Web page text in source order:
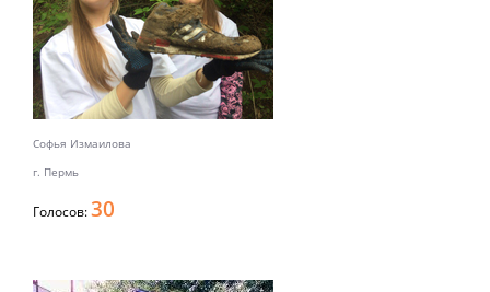
Софья Измаилова
г. Пермь
Голосов:30